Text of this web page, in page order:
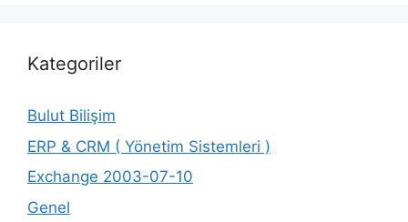
Kategoriler
Bulut Bilişim
ERP & CRM ( Yönetim Sistemleri )
Exchange 2003-07-10
Genel